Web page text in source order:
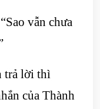
vẫn chưa
trả lời thì
của Thành